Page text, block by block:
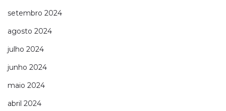
setembro 2024
agosto 2024
julho 2024
junho 2024
maio 2024
abril 2024